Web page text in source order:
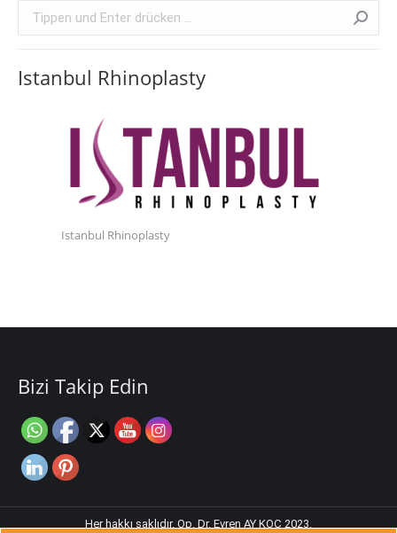
Search:
Istanbul Rhinoplasty
Istanbul Rhinoplasty
Bizi Takip Edin
Her hakkı saklıdır. Op. Dr. Evren AY KOÇ 2023.